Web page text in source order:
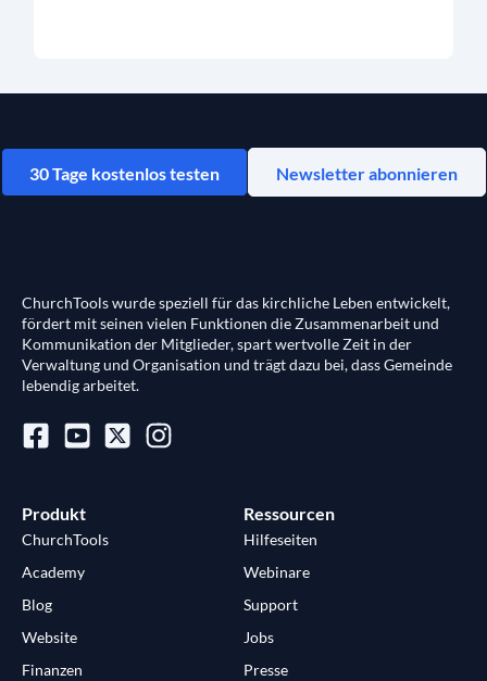
30 Tage kostenlos testen Newsletter abonnieren
ChurchTools wurde speziell für das kirchliche Leben entwickelt,
fördert mit seinen vielen Funktionen die Zusammenarbeit und
Kommunikation der Mitglieder, spart wertvolle Zeit in der
Verwaltung und Organisation und trägt dazu bei, dass Gemeinde
lebendig arbeitet.
Produkt
ChurchTools
Academy
Blog
Website
Finanzen
Ressourcen
Hilfeseiten
Webinare
Support
Jobs
Presse